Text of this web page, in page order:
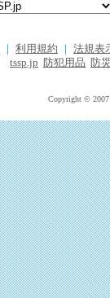
利用規約
法規表
tssp.jp
防犯用品 防
Copyright © 2007